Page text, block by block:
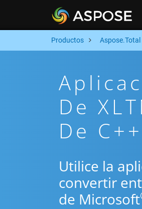
Productos Aspose.Total
De
De C++
Utilice la
convertir
de Microsoft